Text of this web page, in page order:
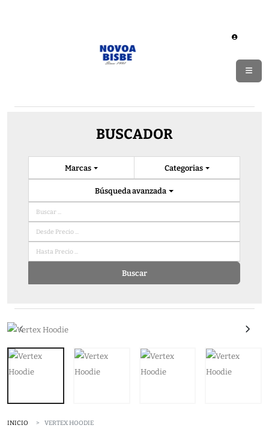
BUSCADOR
Categorias
Marcas
Búsqueda avanzada
Buscar
INICIO VERTEX HOODIE